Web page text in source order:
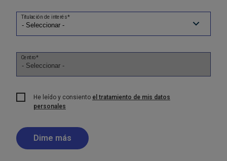
Titulación de interés*
Centro*
He leído y consiento el tratamiento de mis datos
personales